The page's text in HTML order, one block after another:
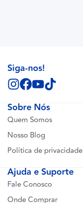
Sobre Nós
Quem Somos
Nosso Blog
Política de privacidade
Ajuda e Suporte
Fale Conosco
Onde Comprar
Siga-nos!